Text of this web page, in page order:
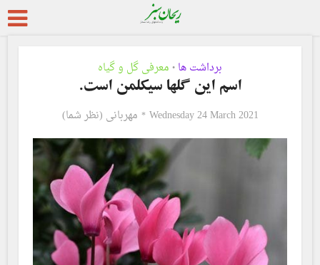
برداشت ها • معرفی گل و گیاه
اسم این گلها سیکلمن است.
Wednesday 24 March 2021 مهربانی (نظر شما)